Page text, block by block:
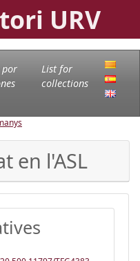
URV
por
List for
collections
en l'ASL